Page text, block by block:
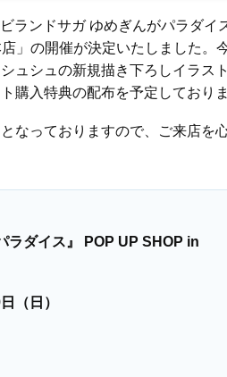
ランドサガ ゆめぎんがパラダイ
」の開催が決定いたしました。
ュシュの新規描き下ろしイラス
購入特典の配布を予定しており
なっておりますので、ご来店を
ラダイス』 POP UP SHOP in
（日）